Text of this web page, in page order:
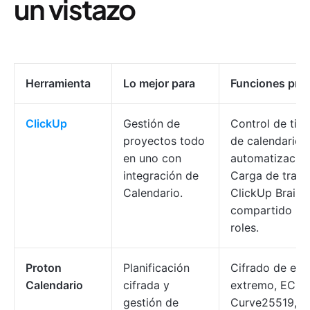
un vistazo
Herramienta Lo mejor para Funciones
ClickUp
Gestión de
proyectos todo
en uno con
integración de
Calendario.
Control de
de calendario,
Carga de
ClickUp Brain,
compartido
roles.
Proton
Calendario
Planificación
cifrada y
gestión de
Cifrado de
extremo, ECC
Curve25519,